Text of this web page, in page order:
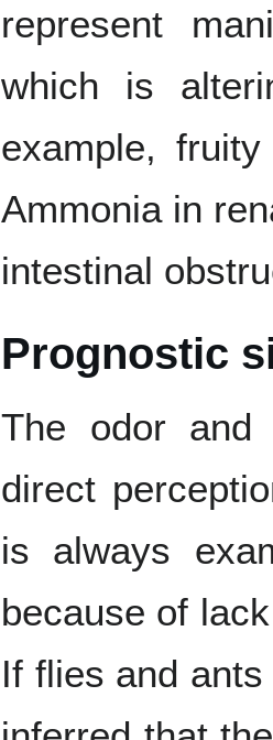
represent
which is
example,
Ammonia in
intestinal
Prognostic
The odor and
direct
is always
because of
If flies and